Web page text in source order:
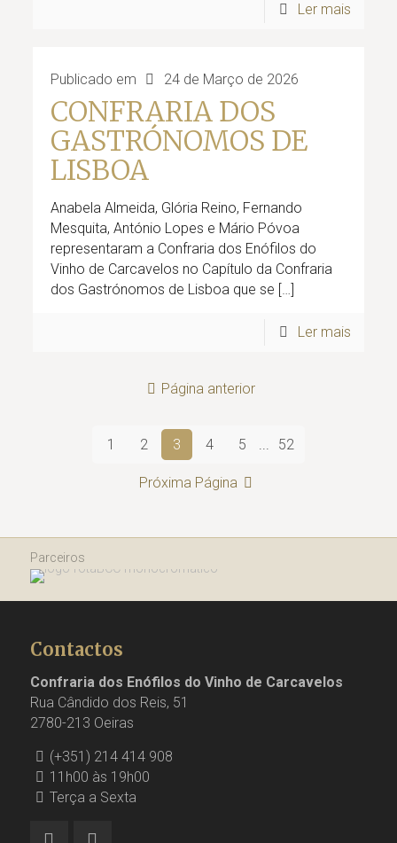
Ler mais
Publicado em 24 de Março de 2026
CONFRARIA DOS
GASTRÓNOMOS DE
LISBOA
Anabela Almeida, Glória Reino, Fernando
Mesquita, António Lopes e Mário Póvoa
representaram a Confraria dos Enófilos do
Vinho de Carcavelos no Capítulo da Confraria
dos Gastrónomos de Lisboa que se […]
Ler mais
Página anterior
1 2 3 4 5 ... 52
Próxima Página
Parceiros
Contactos
Confraria dos Enófilos do Vinho de Carcavelos
Rua Cândido dos Reis, 51
2780-213 Oeiras
(+351) 214 414 908
11h00 às 19h00
Terça a Sexta